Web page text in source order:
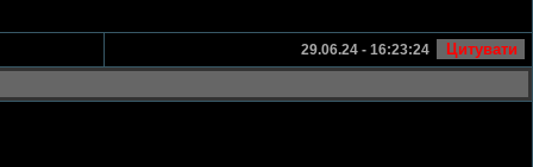
29.06.24 - 16:23:24